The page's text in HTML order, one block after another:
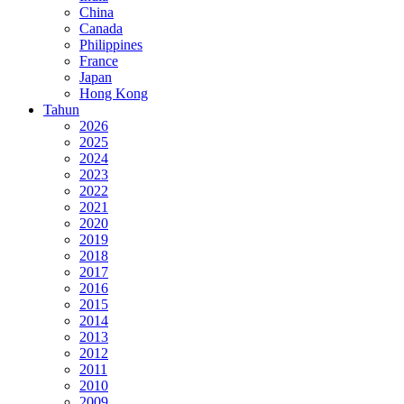
China
Canada
Philippines
France
Japan
Hong Kong
Tahun
2026
2025
2024
2023
2022
2021
2020
2019
2018
2017
2016
2015
2014
2013
2012
2011
2010